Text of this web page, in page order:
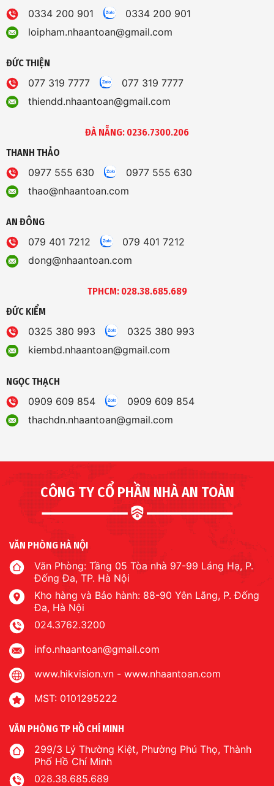
0334 200 901
0334 200 901
loipham.nhaantoan@gmail.com
ĐỨC THIỆN
077 319 7777
077 319 7777
thiendd.nhaantoan@gmail.com
ĐÀ NẴNG: 0236.7300.206
THANH THẢO
0977 555 630
0977 555 630
thao@nhaantoan.com
AN ĐÔNG
079 401 7212
079 401 7212
dong@nhaantoan.com
TPHCM: 028.38.685.689
ĐỨC KIỂM
0325 380 993
0325 380 993
kiembd.nhaantoan@gmail.com
NGỌC THẠCH
0909 609 854
0909 609 854
thachdn.nhaantoan@gmail.com
CÔNG TY CỔ PHẦN NHÀ AN TOÀN
VĂN PHÒNG HÀ NỘI
Văn Phòng: Tầng 05 Tòa nhà 97-99 Láng Hạ, P.
Đống Đa, TP. Hà Nội
Kho hàng và Bảo hành: 88-90 Yên Lãng, P. Đống
Đa, Hà Nội
024.3762.3200
info.nhaantoan@gmail.com
www.hikvision.vn - www.nhaantoan.com
MST: 0101295222
VĂN PHÒNG TP HỒ CHÍ MINH
299/3 Lý Thường Kiệt, Phường Phú Thọ, Thành
Phố Hồ Chí Minh
028.38.685.689